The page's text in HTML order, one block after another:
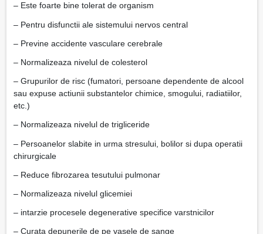
– Este foarte bine tolerat de organism
– Pentru disfunctii ale sistemului nervos central
– Previne accidente vasculare cerebrale
– Normalizeaza nivelul de colesterol
– Grupurilor de risc (fumatori, persoane dependente de alcool
sau expuse actiunii substantelor chimice, smogului, radiatiilor,
etc.)
– Normalizeaza nivelul de trigliceride
– Persoanelor slabite in urma stresului, bolilor si dupa operatii
chirurgicale
– Reduce fibrozarea tesutului pulmonar
– Normalizeaza nivelul glicemiei
– intarzie procesele degenerative specifice varstnicilor
– Curata depunerile de pe vasele de sange